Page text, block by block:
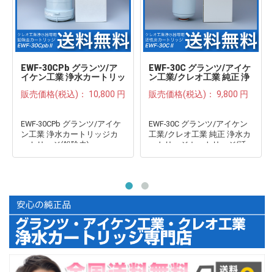
EWF-30CPb グランツ/ア
イケン工業 浄水カートリッ
販売価格(税込)： 10,800 円
EWF-30CPb グランツ/アイケ
ン工業 浄水カートリッジカ
ートリッジ(鉛除去)
EWF-30C グランツ/アイケ
ン工業/クレオ工業 純正 浄
ジ(活性炭)●
販売価格(税込)： 9,800 円
EWF-30C グランツ/アイケン
工業/クレオ工業 純正 浄水カ
ートリッジカートリッジ(活
性炭)